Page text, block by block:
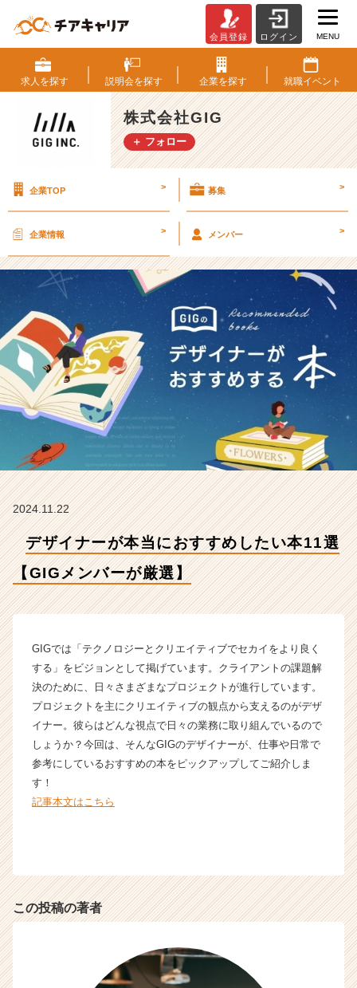
ザ
イ
ナ
ー
が
本
す
し
た
い
本
1
1
選
【G
I
メ
【株
会
G
G
の
イ
ム
ラ
イ
ン】
ら
ス
会員登録 ログイン MENU
求人を探す 説明会を探す 企業を探す 就職イベント
株式会社GIG
＋ フォロー
企業TOP > 募集 >
企業情報 > メンバー >
2024.11.22
デザイナーが本当におすすめしたい本11選
【GIGメンバーが厳選】
GIGでは「テクノロジーとクリエイティブでセカイをより良く
する」をビジョンとして掲げています。クライアントの課題解
決のために、日々さまざまなプロジェクトが進行しています。
プロジェクトを主にクリエイティブの観点から支えるのがデザ
イナー。彼らはどんな視点で日々の業務に取り組んでいるので
しょうか？今回は、そんなGIGのデザイナーが、仕事や日常で
参考にしているおすすめの本をピックアップしてご紹介しま
す！
記事本文はこちら
この投稿の著者